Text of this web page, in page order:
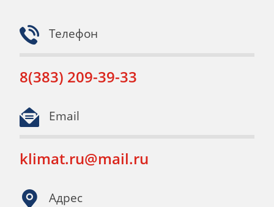
Телефон
8(383) 209-39-33
Email
klimat.ru@mail.ru
Адрес